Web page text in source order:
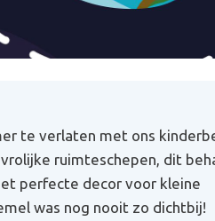
te verlaten met ons
ruimteschepen, dit
perfecte decor voor kleine
was nog nooit zo dichtbij!